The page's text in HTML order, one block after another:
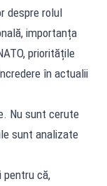
despre rolul
importanța
prioritățile
în actualii
Nu sunt cerute
sunt analizate
că,